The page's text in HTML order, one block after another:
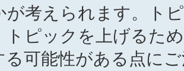
が考えられます。ト
トピックを上げるた
る可能性がある点に